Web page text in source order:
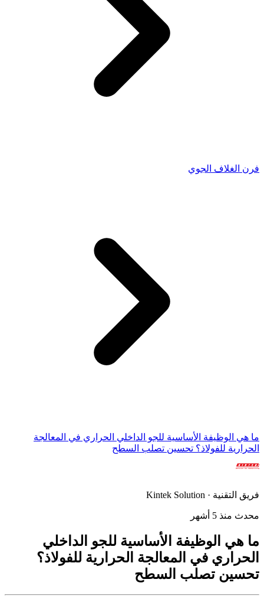
فرن الغلاف الجوي
ما هي الوظيفة الأساسية للجو الداخلي الحراري في المعالجة
الحرارية للفولاذ؟ تحسين تصلب السطح
فريق التقنية · Kintek Solution
محدث منذ 5 أشهر
ما هي الوظيفة الأساسية للجو الداخلي
الحراري في المعالجة الحرارية للفولاذ؟
تحسين تصلب السطح